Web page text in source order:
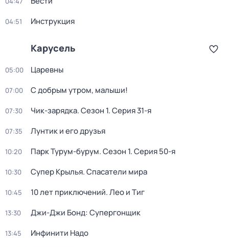
04:51 Инструкция
Карусель
05:00 Царевны
07:00 С добрым утром, малыши!
07:30 Чик-зарядка. Сезон 1. Серия 31-я
07:35 Лунтик и его друзья
10:20 Парк Турум-бурум. Сезон 1. Серия 50-я
10:30 Супер Крылья. Спасатели мира
10:45 10 лет приключений. Лео и Тиг
13:30 Джи-Джи Бонд: Супергонщик
13:45 Инфинити Надо